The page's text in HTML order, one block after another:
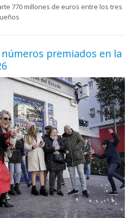
770 millones de euros entre los tres
premiados en la